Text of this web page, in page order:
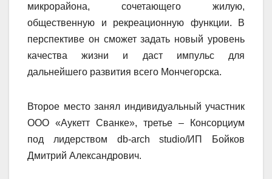
микрорайона, сочетающего жилую,
общественную и рекреационную функции. В
перспективе он сможет задать новый уровень
качества жизни и даст импульс для
дальнейшего развития всего Мончегорска.
Второе место занял индивидуальный участник
ООО «Аукетт Сванке», третье – Консорциум
под лидерством db-arch studio/ИП Бойков
Дмитрий Александрович.